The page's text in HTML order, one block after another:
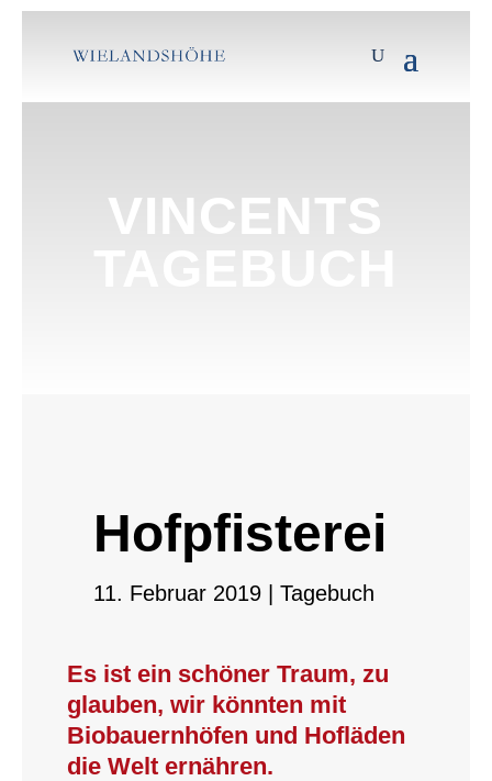
VINCENTS
Hofpfisterei
11. Februar 2019| Tagebuch
Es ist ein schöner Traum, zu
glauben, wir könnten mit
Biobauernhöfen und Hofläden
die Welt ernähren.